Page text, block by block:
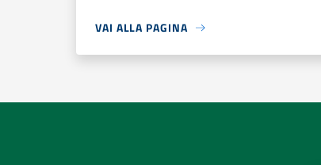
VAI ALLA PAGINA